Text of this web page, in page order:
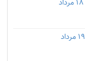
۱۸ مرداد